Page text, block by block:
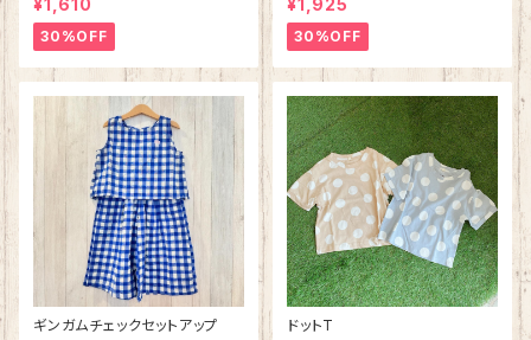
¥1,610
30%OFF
¥1,925
30%OFF
ギンガムチェックセットアップ ドットT